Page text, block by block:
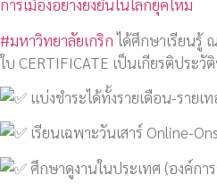
การเมืองอย่างยั่งยืนในโลกยุคใหม่
#มหาวิทยาลัยเกริกได้ศึกษาเรียนรู้
ใบ CERTIFICATE เป็นเกียรติประ
แบ่งชำระได้ทั้งรายเดือน-รายเ
เรียนเฉพาะวันเสาร์ Online-
ศึกษาดูงานในประเทศ (องค์ก